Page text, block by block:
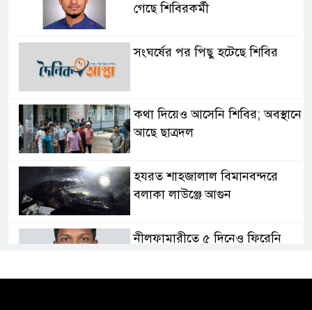
গেছে শিবিরকর্মী
সংঘর্ষের পর পিছু হটেছে শিবির
কথা দিয়েও আসেনি শিবির; অবস্থানে
আছে ছাত্রদল
হযরত শাহজালাল বিমানবন্দরে
বলাকা লাউঞ্জে আগুন
নীলফামারীতে ৫ দিনেও ফিরেনি